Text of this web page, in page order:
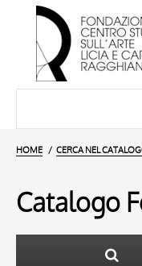
HOME CERCA NEL
Catalogo